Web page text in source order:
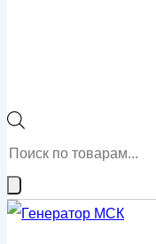
Поиск
товаров